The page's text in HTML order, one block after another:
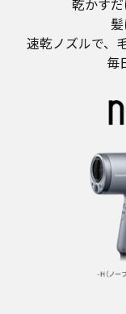
乾かすだ
速乾ノズルで、
毎